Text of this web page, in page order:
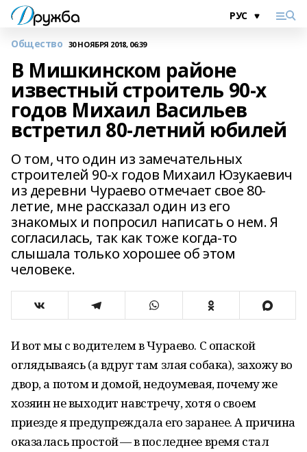
Общество 30 НОЯБРЯ 2018, 06:39
В Мишкинском районе
известный строитель 90-х
годов Михаил Васильев
встретил 80-летний юбилей
О том, что один из замечательных
строителей 90-х годов Михаил Юзукаевич
из деревни Чураево отмечает свое 80-
летие, мне рассказал один из его
знакомых и попросил написать о нем. Я
согласилась, так как тоже когда-то
слышала только хорошее об этом
человеке.
И вот мы с водителем в Чураево. С опаской
оглядываясь (а вдруг там злая собака), захожу во
двор, а потом и домой, недоумевая, почему же
хозяин не выходит навстречу, хотя о своем
приезде я предупреждала его заранее. А причина
оказалась простой — в последнее время стал